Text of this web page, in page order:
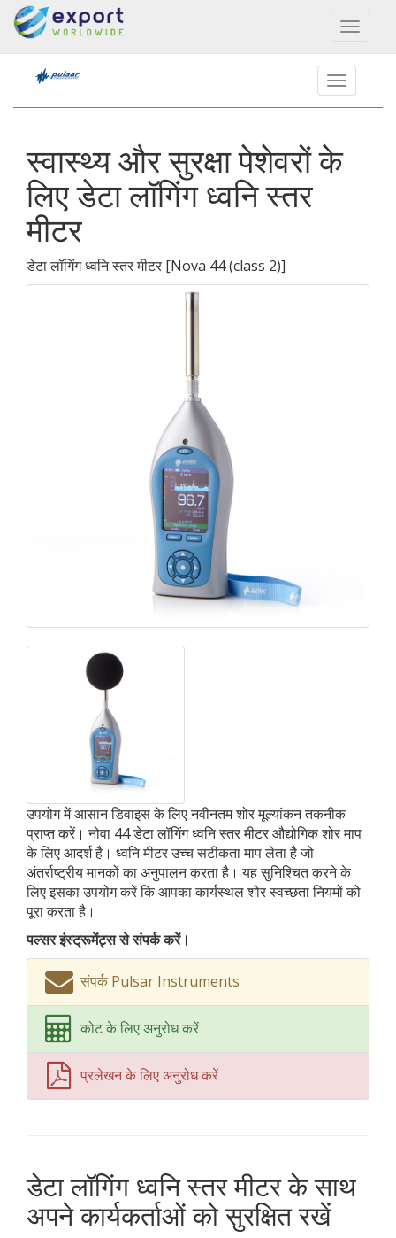
Toggle
स्वास्थ्य और सुरक्षा पेशेवरों के
लिए डेटा लॉगिंग ध्वनि स्तर
मीटर
डेटा लॉगिंग ध्वनि स्तर मीटर [Nova 44 (class 2)]
उपयोग में आसान डिवाइस के लिए नवीनतम शोर मूल्यांकन तकनीक
प्राप्त करें। नोवा 44 डेटा लॉगिंग ध्वनि स्तर मीटर औद्योगिक शोर माप
के लिए आदर्श है। ध्वनि मीटर उच्च सटीकता माप लेता है जो
अंतर्राष्ट्रीय मानकों का अनुपालन करता है। यह सुनिश्चित करने के
लिए इसका उपयोग करें कि आपका कार्यस्थल शोर स्वच्छता नियमों को
पूरा करता है।
पल्सर इंस्ट्रूमेंट्स से संपर्क करें।
संपर्क Pulsar Instruments
कोट के लिए अनुरोध करें
प्रलेखन के लिए अनुरोध करें
डेटा लॉगिंग ध्वनि स्तर मीटर के साथ
अपने कार्यकर्ताओं को सुरक्षित रखें